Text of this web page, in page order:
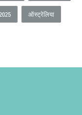
ऑस्ट्रेलिया